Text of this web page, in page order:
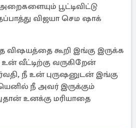
பூட்டிவிட்டு
விஜயா செம ஷாக்
விஷயத்தை கூறி இங்கு இருக்க
வீட்டிற்கு வருகிறேன்
நீ உன் புருஷனுடன் இங்கு
நீ அவர் இருக்கும்
உனக்கு மரியாதை